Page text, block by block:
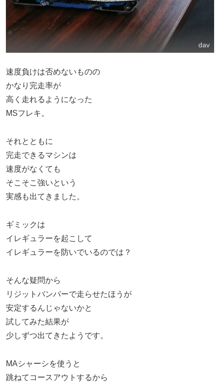
dav
速度負けは否めないものの
かなり完走率が
高く走れるようになった
MSフレキ。
それとともに
完走できるマシンは
速度がなくても
そこそこ強いという
実感も出てきました。
ギミックは
イレギュラーを起こして
イレギュラーを防いでいるのでは？
そんな疑問から
リジットバンパーで走らせたほうが
安定するんじゃないかと
試してみた結果が
少しずつ出てきたようです。
MAシャーシを使うと
跳ねてコースアウトするから